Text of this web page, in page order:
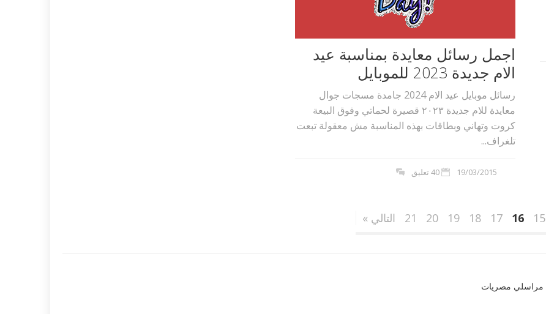
اجمل رسائل معايدة بمناسبة عيد
الام جديدة 2023 للموبايل
رسائل موبايل عيد الام 2024 جامدة مسجات جوال
معايدة للام جديدة ٢٠٢۳ قصيرة لحماتي وفوق البيعة
كروت وتهاني وبطاقات بهذه المناسبة مش معقولة تبعت
تلغراف...
19/03/2015 40 تعليق
15
16
17
18
19
20
21 التالي »
مراسلي مصريات